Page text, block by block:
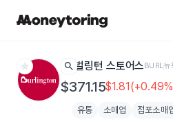
star search 벌링턴 스토어스BURL뉴
$371.15
유통 소매업 점포소매